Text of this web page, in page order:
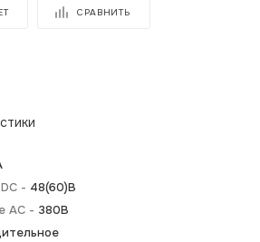
СРАВНИТЬ
- 48(60)В
AC - 380В